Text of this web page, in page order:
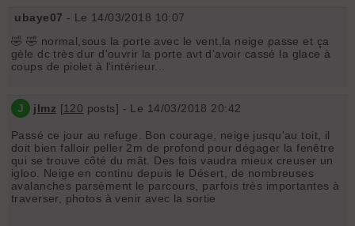
ubaye07 - Le 14/03/2018 10:07
🤣 🤣 normal,sous la porte avec le vent,la neige passe et ça
gèle dc très dur d'ouvrir la porte avt d'avoir cassé la glace à
coups de piolet à l'intérieur...
J jlmz [120 posts] - Le 14/03/2018 20:42
Passé ce jour au refuge. Bon courage, neige jusqu'au toit, il
doit bien falloir peller 2m de profond pour dégager la fenêtre
qui se trouve côté du mât. Des fois vaudra mieux creuser un
igloo. Neige en continu depuis le Désert, de nombreuses
avalanches parsèment le parcours, parfois très importantes à
traverser, photos à venir avec la sortie